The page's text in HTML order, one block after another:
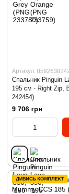
Артикул:
Спальник Pinguin
195 см - Right Zip,
242454)
9 706 грн
ДИВИСЬ КОМПЛЕКТ